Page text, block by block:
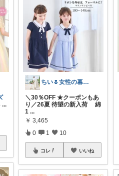
...
ちい🌷女性の暮らしを素敵に🪴
＼30％OFF ★クーポンもあ
り／26夏 待望の新入荷 綿
1 ...
￥ 3,465
0 1 10
コレ いいね